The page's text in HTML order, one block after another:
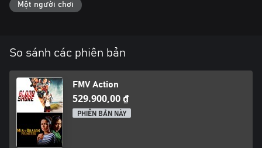
Một người chơi
So sánh các phiên bản
FMV Action
529.900,00 ₫
PHIÊN BẢN NÀY